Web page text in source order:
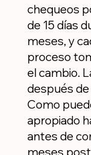
chequeos
de 15 días
meses, y
proceso
el cambio.
después
Como
apropiado
antes de
meses